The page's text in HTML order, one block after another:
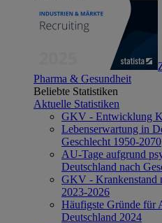
Pharma & Gesundheit
Beliebte Statistiken
Aktuelle Statistiken
GKV - Entwicklung
Lebenserwartung in
Geschlecht 1950-2070
AU-Tage aufgrund
Deutschland nach
GKV - Krankenstand
2023-2026
Häufigste Gründe für
Deutschland 2024